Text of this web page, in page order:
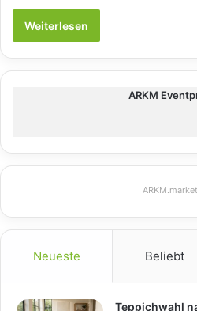
Weiterlesen
ARKM
Neueste Beliebt
Teppichwahl